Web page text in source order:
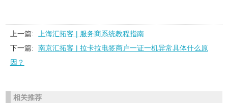
上一篇:
上海汇拓客 | 服务商系统教程指南
下一篇:
南京汇拓客 | 拉卡拉电签商户一证一机异常具体什么原
因？
相关推荐